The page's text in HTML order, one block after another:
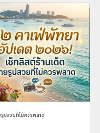
ปสวยที่ไม่ควรพลาด